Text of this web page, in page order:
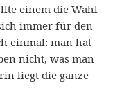
einem die Wahl
immer für den
einmal: man hat
nicht, was man
liegt die ganze